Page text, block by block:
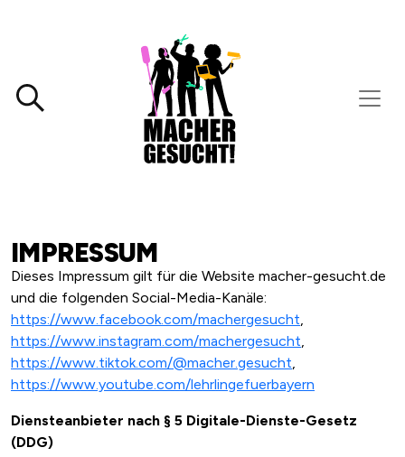
IMPRESSUM
Dieses Impressum gilt für die Website macher-gesucht.de
und die folgenden Social-Media-Kanäle:
https://www.facebook.com/machergesucht
https://www.instagram.com/machergesucht
https://www.tiktok.com/@macher.gesucht
https://www.youtube.com/lehrlingefuerbayern
Diensteanbieter nach § 5 Digitale-Dienste-Gesetz
(DDG)